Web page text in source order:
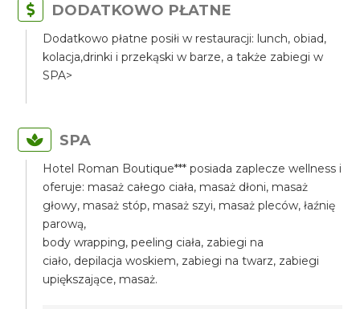
DODATKOWO PŁATNE
Dodatkowo płatne posiłi w restauracji: lunch, obiad,
kolacja,drinki i przekąski w barze, a także zabiegi w
SPA>
SPA
Hotel Roman Boutique*** posiada zaplecze wellness i
oferuje: masaż całego ciała, masaż dłoni, masaż
głowy, masaż stóp, masaż szyi, masaż pleców, łaźnię
parową,
body wrapping, peeling ciała, zabiegi na
ciało, depilacja woskiem, zabiegi na twarz, zabiegi
upiększające, masaż.